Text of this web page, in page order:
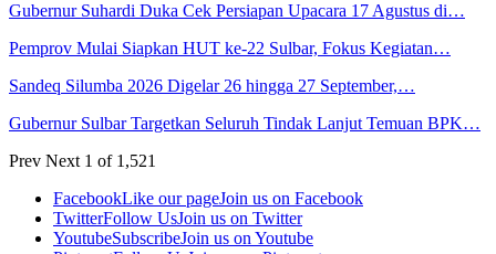
Gubernur Suhardi Duka Cek Persiapan Upacara 17 Agustus di…
Pemprov Mulai Siapkan HUT ke-22 Sulbar, Fokus Kegiatan…
Sandeq Silumba 2026 Digelar 26 hingga 27 September,…
Gubernur Sulbar Targetkan Seluruh Tindak Lanjut Temuan BPK…
Prev Next 1 of 1,521
FacebookLike our pageJoin us on Facebook
TwitterFollow UsJoin us on Twitter
YoutubeSubscribeJoin us on Youtube